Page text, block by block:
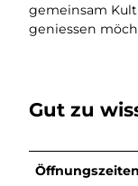
gemeinsam
geniessen
Gut zu
Öffnungszeiten